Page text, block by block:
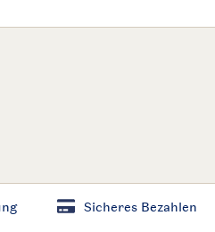
Sicheres Bezahlen